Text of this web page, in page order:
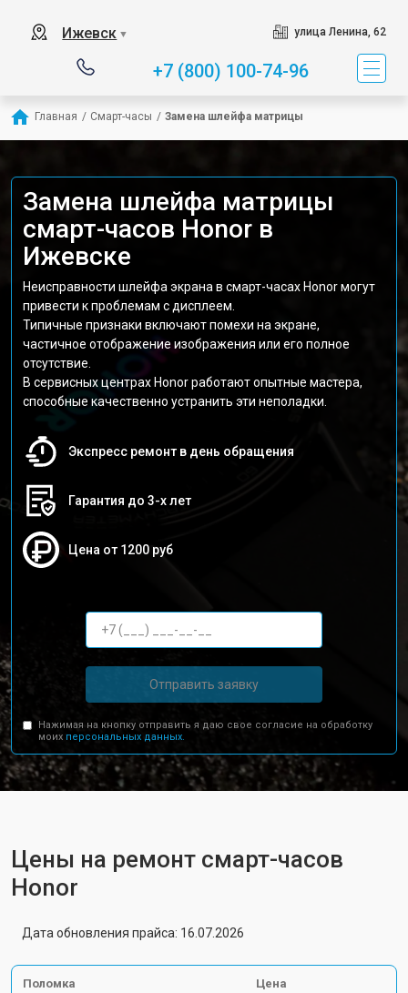
Ижевск ▼ улица Ленина, 62
+7 (800) 100-74-96
Главная / Смарт-часы / Замена шлейфа матрицы
Замена шлейфа матрицы
смарт-часов Honor в
Ижевске
Неисправности шлейфа экрана в смарт-часах Honor могут
привести к проблемам с дисплеем.
Типичные признаки включают помехи на экране,
частичное отображение изображения или его полное
отсутствие.
В сервисных центрах Honor работают опытные мастера,
способные качественно устранить эти неполадки.
Экспресс ремонт в день обращения
Гарантия до 3-х лет
Цена от 1200 руб
Отправить заявку
Нажимая на кнопку отправить я даю свое согласие на обработку
моих персональных данных.
Цены на ремонт смарт-часов
Honor
Дата обновления прайса: 16.07.2026
Поломка Цена